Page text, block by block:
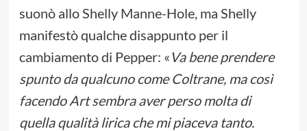
suonò allo Shelly Manne-Hole, ma Shelly
manifestò qualche disappunto per il
cambiamento di Pepper: «Va bene prendere
spunto da qualcuno come Coltrane, ma così
facendo Art sembra aver perso molta di
quella qualità lirica che mi piaceva tanto.